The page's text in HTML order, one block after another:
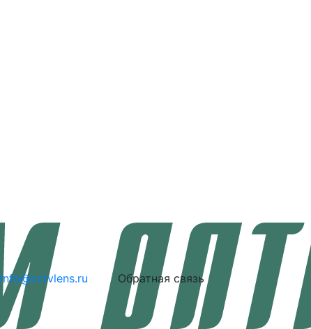
info@cctvlens.ru Обратная связь